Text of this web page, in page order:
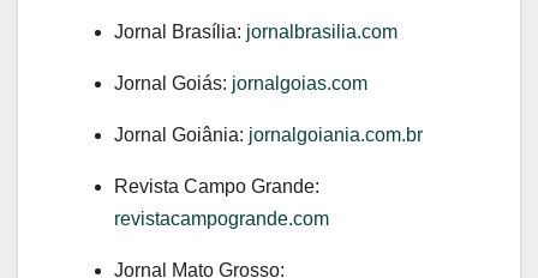
Jornal Brasília: jornalbrasilia.com
Jornal Goiás: jornalgoias.com
Jornal Goiânia: jornalgoiania.com.br
Revista Campo Grande:
revistacampogrande.com
Jornal Mato Grosso: